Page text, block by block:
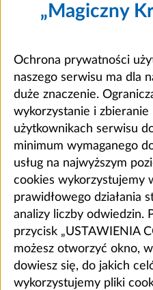
„Magiczny
Ochrona prywatności
naszego serwisu ma dla
duże znaczenie.
wykorzystanie i
użytkownikach serwisu
minimum wymaganego
usług na najwyższym
cookies wykorzystujemy
prawidłowego działania
analizy liczby odwiedzin.
przycisk „USTAWIENIA
możesz otworzyć okno,
dowiesz się, do jakich
wykorzystujemy pliki